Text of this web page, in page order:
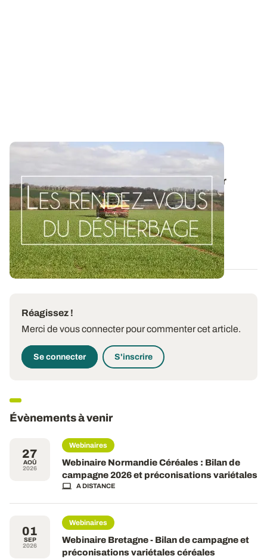
Les Rendez-vous du désherbage : bien
connaître la biologie du brome stérile pour
adapter les moyens de lutte
La connaissance de la biologie du brome stérile est
essentielle dans la mise en place d...
08 OCT. 2015
Réagissez !
Merci de vous connecter pour commenter cet article.
Se connecter S'inscrire
Évènements à venir
27
AOÛ
2026
Webinaires
Webinaire Normandie Céréales : Bilan de
campagne 2026 et préconisations variétales
A DISTANCE
01
SEP
2026
Webinaires
Webinaire Bretagne - Bilan de campagne et
préconisations variétales céréales